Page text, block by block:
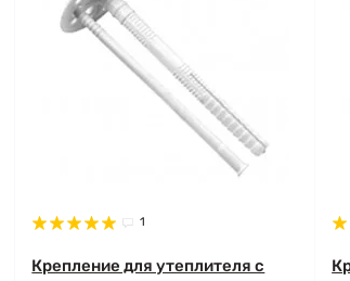
1
Крепление для утеплителя с